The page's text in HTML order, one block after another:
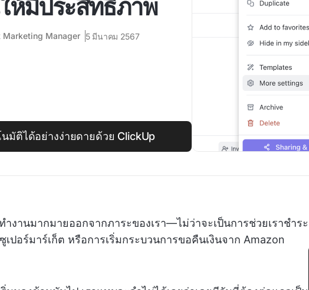
Marketing Manager 5 มีนาคม 2567
มัติได้อย่างง่ายดายด้วย ClickUp
งานมากมายออกจากภาระของเรา—ไม่ว่าจะเป็นการช่วยเราชำระ
ปอร์มาร์เก็ต หรือการเริ่มกระบวนการขอคืนเงินจาก Amazon